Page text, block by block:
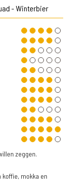
- Winterbier
zeggen.
koffie, mokka en